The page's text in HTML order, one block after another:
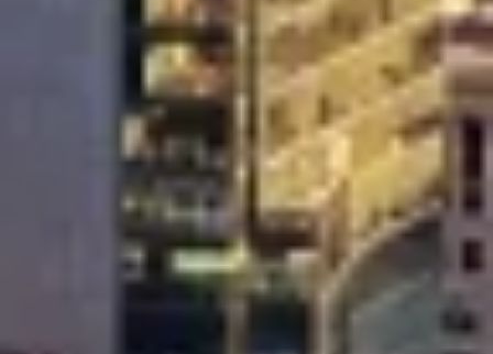
Use profiles to select personalised
Create profiles to personalise content
Use profiles to select personalised content
Measure advertising performance
Measure content performance
Understand audiences through statistics or
combinations of data from different sources